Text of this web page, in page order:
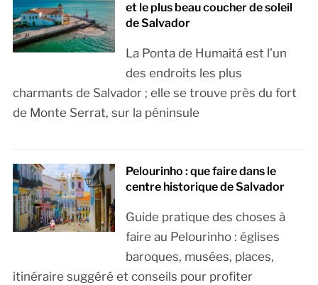
et le plus beau coucher de soleil
de Salvador
La Ponta de Humaitá est l’un
des endroits les plus
charmants de Salvador ; elle se trouve près du fort
de Monte Serrat, sur la péninsule
Pelourinho : que faire dans le
centre historique de Salvador
Guide pratique des choses à
faire au Pelourinho : églises
baroques, musées, places,
itinéraire suggéré et conseils pour profiter